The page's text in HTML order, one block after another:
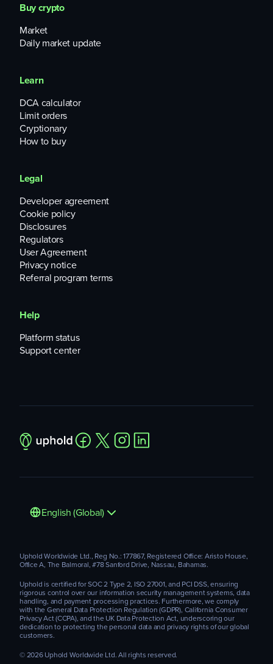
Buy crypto
Market
Daily market update
Learn
DCA calculator
Limit orders
Cryptionary
How to buy
Legal
Developer agreement
Cookie policy
Disclosures
Regulators
User Agreement
Privacy notice
Referral program terms
Help
Platform status
Support center
English (Global)
Uphold Worldwide Ltd., Reg No.: 177867, Registered Office: Aristo House,
Office A, The Balmoral, #78 Sanford Drive, Nassau, Bahamas.
Uphold is certified for SOC 2 Type 2, ISO 27001, and PCI DSS, ensuring
rigorous control over our information security management systems, data
handling, and payment processing practices. Furthermore, we comply
with the General Data Protection Regulation (GDPR), California Consumer
Privacy Act (CCPA), and the UK Data Protection Act, underscoring our
dedication to protecting the personal data and privacy rights of our global
customers.
© 2026 Uphold Worldwide Ltd. All rights reserved.